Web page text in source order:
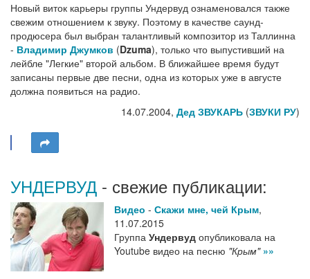
Новый виток карьеры группы Ундервуд ознаменовался также
свежим отношением к звуку. Поэтому в качестве саунд-
продюсера был выбран талантливый композитор из Таллинна
- Владимир Джумков (Dzuma), только что выпустивший на
лейбле "Легкие" второй альбом. В ближайшее время будут
записаны первые две песни, одна из которых уже в августе
должна появиться на радио.
14.07.2004, Дед ЗВУКАРЬ (ЗВУКИ РУ)
УНДЕРВУД - свежие публикации:
Видео - Скажи мне, чей Крым,
11.07.2015
Группа Ундервуд опубликовала на
Youtube видео на песню "Крым" »»